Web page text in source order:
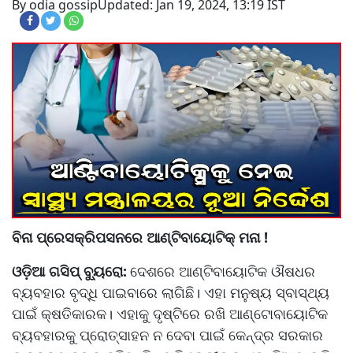
By odia gossipUpdated: Jan 19, 2024, 13:19 IST
ବିନା ପ୍ରେସକ୍ରିପସନରେ ଆଣ୍ଟିବାୟୋଟିକ୍ ମନା !
ଓଡ଼ିଆ ଗସିପ୍ ବ୍ୟୁରୋ: ଦେଶରେ ଆଣ୍ଟିବାୟୋଟିକ ଔଷଧର
ବ୍ୟବହାର ବୃଦ୍ଧି ପାଇବାରେ ଲାଗିଛି। ଏହା ମନୁଷ୍ୟ ସ୍ବାସ୍ଥ୍ୟ
ପାଇଁ କ୍ଷତିକାରକ। ଏହାକୁ ଦୃଷ୍ଟିରେ ରଖି ଆଣ୍ଟୋବାୟୋଟିକ
ବ୍ୟବହାରକୁ ପ୍ରୋତ୍ସାହନ ନ ଦେବା ପାଇଁ କେନ୍ଦ୍ର ସରକାର